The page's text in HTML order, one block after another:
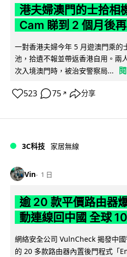
港夫婦澳門的士拾相
Cam 睇到 2 個月後
一對香港夫婦今年 5 月遊澳門乘的
池，拾遺不報並帶返香港自用。兩
次入境澳門時，被治安警察局...
523 75 ↗ 分享
3C科技 家居無線
Vin 1 日
逾 20 款平價路由器
動連線回中國 全球
網絡安全公司 VulnCheck 揭發中
的 20 多款路由器內置後門程式「